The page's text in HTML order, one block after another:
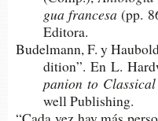
gua francesa(pp.
Editora.
Budel­mann, F. y
di­tion”. En L.
pa­nion to Clas­si­cal
well Publishing.